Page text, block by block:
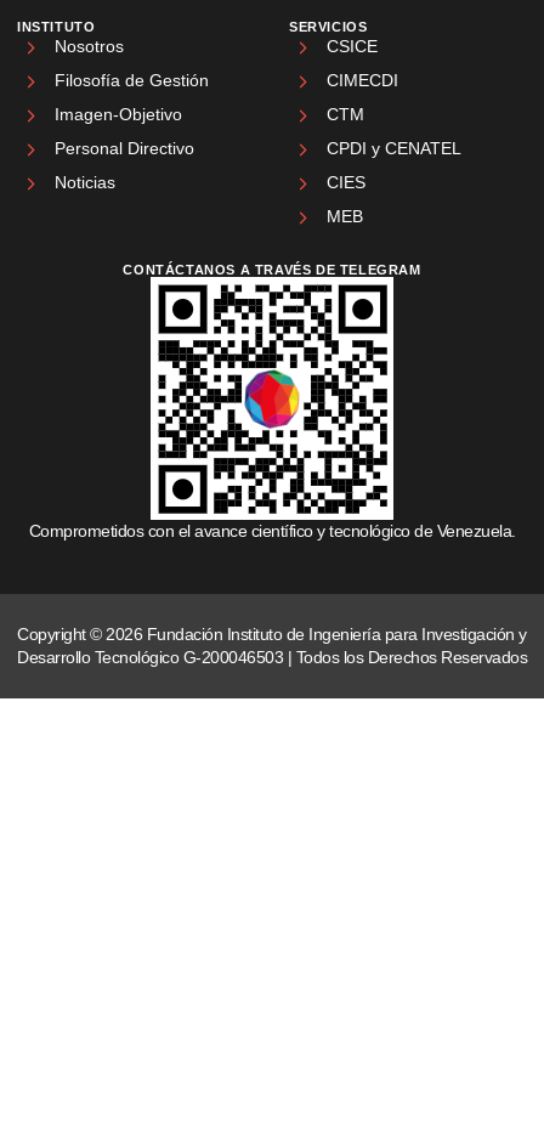
INSTITUTO
Nosotros
Filosofía de Gestión
Imagen-Objetivo
Personal Directivo
Noticias
SERVICIOS
CSICE
CIMECDI
CTM
CPDI y CENATEL
CIES
MEB
CONTÁCTANOS A TRAVÉS DE TELEGRAM
Comprometidos con el avance científico y tecnológico de Venezuela.
Copyright © 2026 Fundación Instituto de Ingeniería para Investigación y
Desarrollo Tecnológico G-200046503 | Todos los Derechos Reservados